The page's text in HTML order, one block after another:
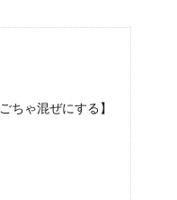
ちゃ混ぜにする】